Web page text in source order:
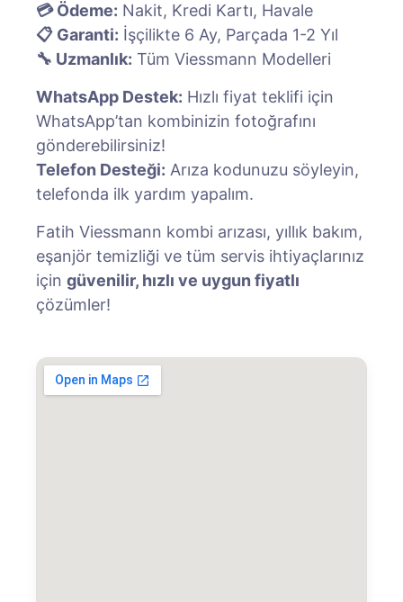
💳 Ödeme: Nakit, Kredi Kartı, Havale
📋 Garanti: İşçilikte 6 Ay, Parçada 1-2 Yıl
🔧 Uzmanlık: Tüm Viessmann Modelleri
WhatsApp Destek: Hızlı fiyat teklifi için
WhatsApp’tan kombinizin fotoğrafını
gönderebilirsiniz!
Telefon Desteği: Arıza kodunuzu söyleyin,
telefonda ilk yardım yapalım.
Fatih Viessmann kombi arızası, yıllık bakım,
eşanjör temizliği ve tüm servis ihtiyaçlarınız
için güvenilir, hızlı ve uygun fiyatlı
çözümler!